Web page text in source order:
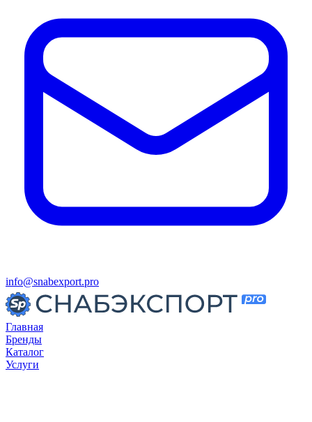
info@snabexport.pro
Главная
Бренды
Каталог
Услуги